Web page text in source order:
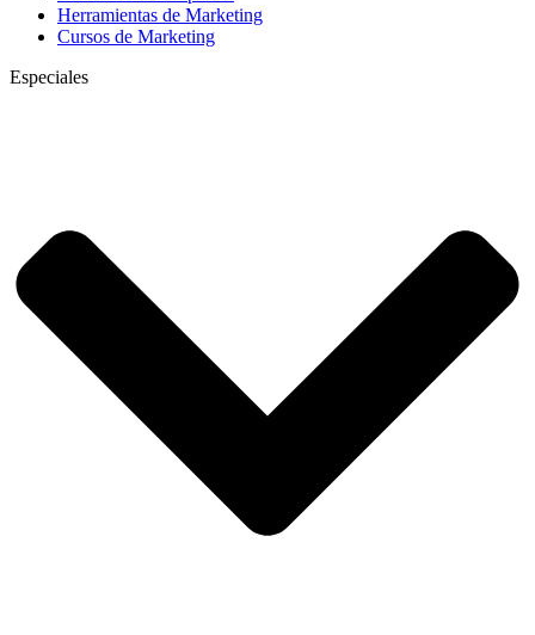
Herramientas de Marketing
Cursos de Marketing
Especiales